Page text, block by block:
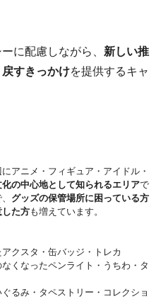
に配慮しながら、 新しい推
すきっかけを提供するキャ
アニメ・フィギュア・アイドル・
化の中心地として知られるエリアで
グッズの保管場所に困っている方
た方も増えています。
クスタ・缶バッジ・トレカ
くなったペンライト・うちわ・タ
るみ・タペストリー・コレクショ